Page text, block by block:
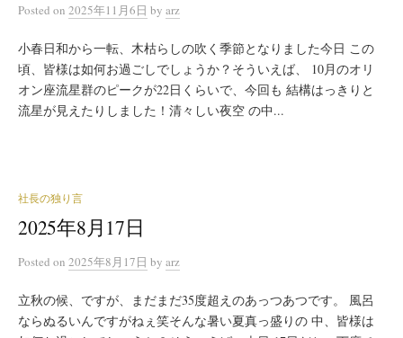
Posted on 2025年11月6日 by arz
小春日和から一転、木枯らしの吹く季節となりました今日 この
頃、皆様は如何お過ごしでしょうか？そういえば、 10月のオリ
オン座流星群のピークが22日くらいで、今回も 結構はっきりと
流星が見えたりしました！清々しい夜空 の中...
社長の独り言
2025年8月17日
Posted on 2025年8月17日 by arz
立秋の候、ですが、まだまだ35度超えのあっつあつです。 風呂
ならぬるいんですがねぇ笑そんな暑い夏真っ盛りの 中、皆様は